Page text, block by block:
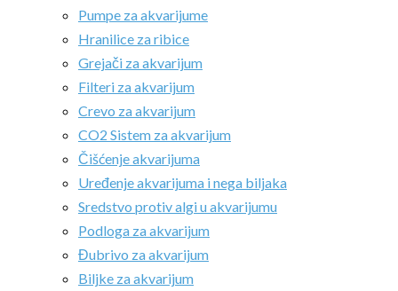
Pumpe za akvarijume
Hranilice za ribice
Grejači za akvarijum
Filteri za akvarijum
Crevo za akvarijum
CO2 Sistem za akvarijum
Čišćenje akvarijuma
Uređenje akvarijuma i nega biljaka
Sredstvo protiv algi u akvarijumu
Podloga za akvarijum
Đubrivo za akvarijum
Biljke za akvarijum